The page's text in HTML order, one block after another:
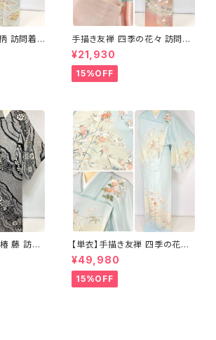
訪問着
ルカラー
手描き友禅 四季の花々 訪問着
袷 正絹 サーモンピンク クリー
ム 白 桃花色 1434
¥21,930
15%OFF
藤 訪問
絹 黒 白
【単衣】手描き友禅 四季の花々
正絹 訪問着 水色 黄緑 白 パス
テルカラー 1431
¥49,980
15%OFF